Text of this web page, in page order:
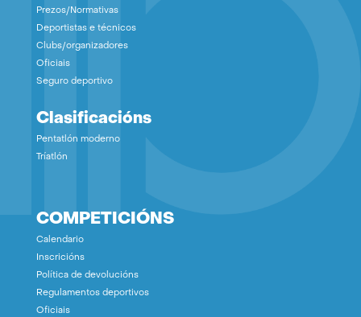
Prezos/Normativas
Deportistas e técnicos
Clubs/organizadores
Oficiais
Seguro deportivo
Clasificacións
Pentatlón moderno
Tríatlón
COMPETICIÓNS
Calendario
Inscricións
Política de devolucións
Regulamentos deportivos
Oficiais